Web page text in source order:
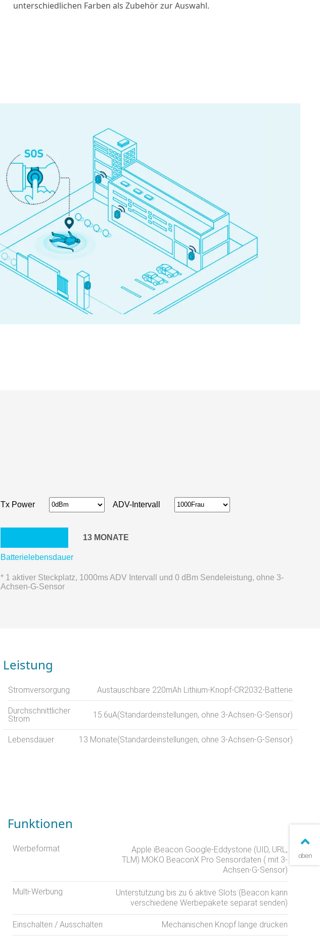
unterschiedlichen Farben als Zubehör zur Auswahl.
Tx Power ADV-Intervall
13 MONATE
Batterielebensdauer
* 1 aktiver Steckplatz, 1000ms ADV Intervall und 0 dBm Sendeleistung, ohne 3-
Achsen-G-Sensor
Leistung
Stromversorgung Austauschbare 220mAh Lithium-Knopf-CR2032-Batterie
Durchschnittlicher
Strom
15.6uA(Standardeinstellungen, ohne 3-Achsen-G-Sensor)
Lebensdauer 13 Monate(Standardeinstellungen, ohne 3-Achsen-G-Sensor)
Funktionen
Werbeformat
Apple iBeacon Google-Eddystone (UID, URL,
TLM) MOKO BeaconX Pro Sensordaten ( mit 3-
Achsen-G-Sensor)
Multi-Werbung
Unterstützung bis zu 6 aktive Slots (Beacon kann
verschiedene Werbepakete separat senden)
Einschalten / Ausschalten Mechanischen Knopf lange drücken
oben